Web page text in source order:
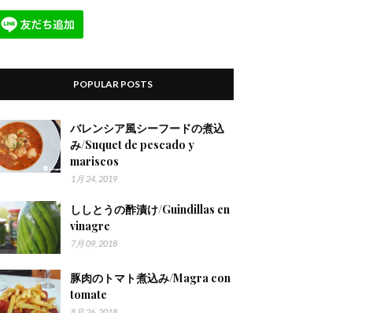
POPULAR POSTS
バレンシア風シーフードの煮込
み/Suquet de pescado y
mariscos
1月 24, 2019
ししとうの酢漬け/Guindillas en
vinagre
7月 09, 2018
豚肉のトマト煮込み/Magra con
tomate